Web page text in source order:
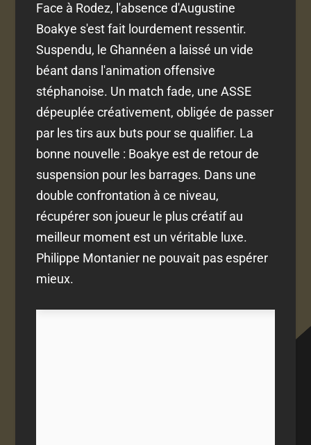
Face à Rodez, l'absence d'Augustine
Boakye s'est fait lourdement ressentir.
Suspendu, le Ghannéen a laissé un vide
béant dans l'animation offensive
stéphanoise. Un match fade, une ASSE
dépeuplée créativement, obligée de passer
par les tirs aux buts pour se qualifier. La
bonne nouvelle : Boakye est de retour de
suspension pour les barrages. Dans une
double confrontation à ce niveau,
récupérer son joueur le plus créatif au
meilleur moment est un véritable luxe.
Philippe Montanier ne pouvait pas espérer
mieux.